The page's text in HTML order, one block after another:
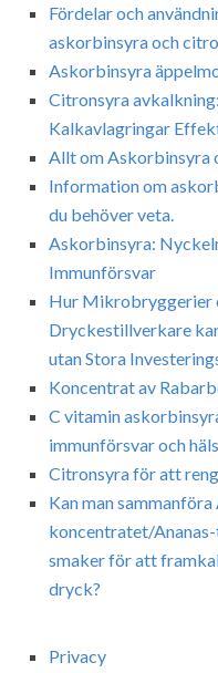
Fördelar och
askorbinsyra och
Askorbinsyra
Citronsyra
Kalkavlagringar
Allt om Askorbinsyra
Information om
du behöver veta.
Askorbinsyra:
Immunförsvar
Hur Mikrobryggerier
Dryckestillverkare
utan Stora
Koncentrat av
C vitamin
immunförsvar och
Citronsyra för att
Kan man sammanföra
koncentratet/
smaker för att
dryck?
Privacy